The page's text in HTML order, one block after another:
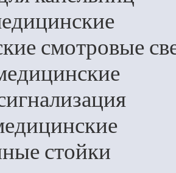
смотровые
стойки